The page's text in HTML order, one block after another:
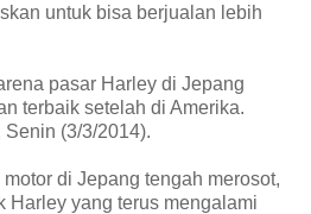
untuk bisa berjualan lebih
pasar Harley di Jepang
terbaik setelah di Amerika.
(3/3/2014).
di Jepang tengah merosot,
Harley yang terus mengalami